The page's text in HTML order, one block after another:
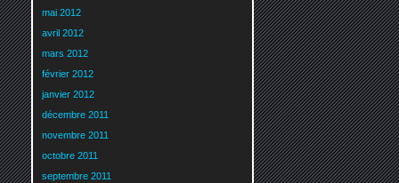
mai 2012
avril 2012
mars 2012
février 2012
janvier 2012
décembre 2011
novembre 2011
octobre 2011
septembre 2011